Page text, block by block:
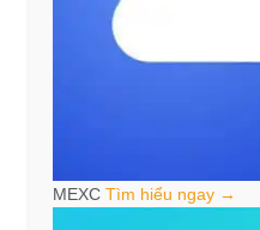
MEXC Tìm hiểu ngay →